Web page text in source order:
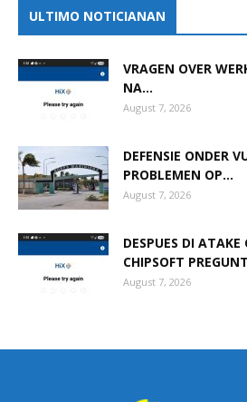
ULTIMO NOTICIANAN
VRAGEN OVER
NA...
August 7, 2026
DEFENSIE ONDER
PROBLEMEN OP...
August 7, 2026
DESPUES DI
CHIPSOFT
August 7, 2026